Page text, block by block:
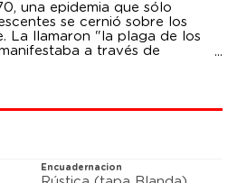
una epidemia que sólo
se cernió sobre los
La llamaron "la plaga de los
a través de
Para algunos no
apenas unos bultos, tal
en cambio, se convirtieron
sólo síntomas pasajeros.
infección, quedabas convertido
Encuadernacion